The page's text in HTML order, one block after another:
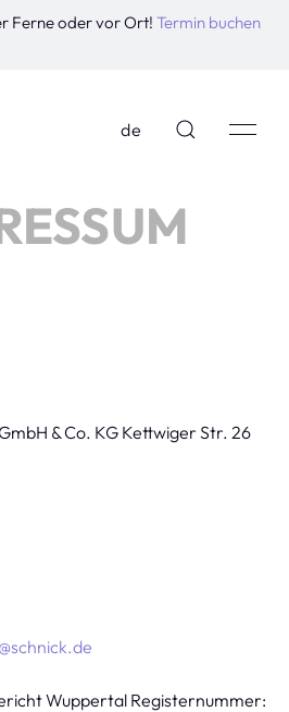
Ferne oder vor Ort! Termin buchen
de
& Co. KG Kettwiger Str. 26
Wuppertal Registernummer: